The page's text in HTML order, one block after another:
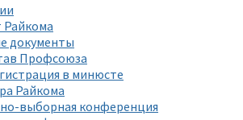
Райкома
документы
Профсоюза
в минюсте
Райкома
выборная конференция